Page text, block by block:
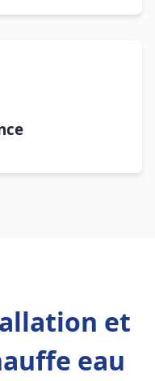
et
eau